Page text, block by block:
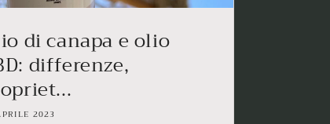
di canapa e olio
differenze,
2023